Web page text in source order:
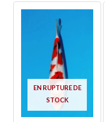
EN RUPTURE DE
STOCK